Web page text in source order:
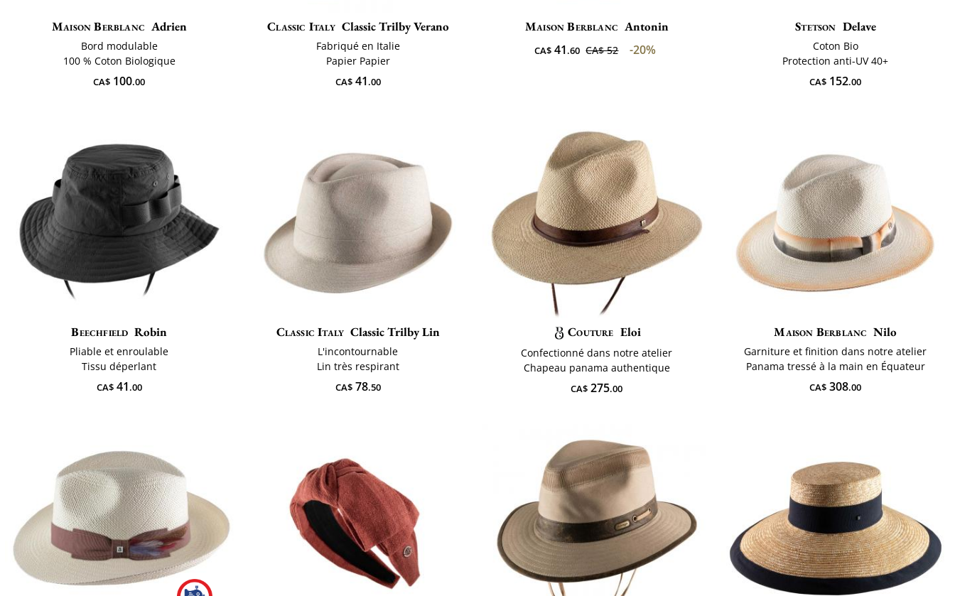
Maison Berblanc Adrien
Bord modulable
100 % Coton Biologique
CA$ 100.00
Classic Italy Classic Trilby Verano
Fabriqué en Italie
Papier Papier
CA$41.00
Maison Berblanc Antonin
CA$ 41.60 CA$ 52 -20%
Stetson Delave
Coton Bio
Protection anti-UV 40+
CA$ 152.00
Beechfield Robin
Pliable et enroulable
Tissu déperlant
CA$41.00
Classic Italy Classic Trilby Lin
L'incontournable
Lin très respirant
CA$78.50
Couture Eloi
Confectionné dans notre atelier
Chapeau panama authentique
CA$ 275.00
Maison Berblanc Nilo
Garniture et finition dans notre atelier
Panama tressé à la main en Équateur
CA$ 308.00